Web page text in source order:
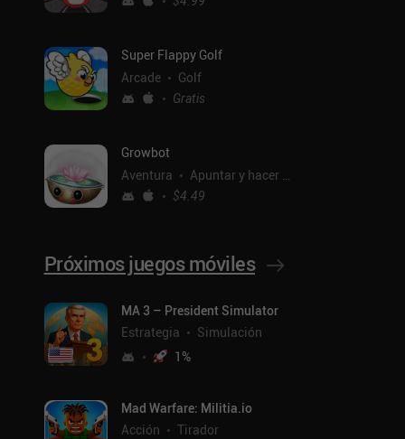
Super Flappy Golf
Arcade
Golf
Gratis
Growbot
Aventura
Apuntar y hacer clic
$4.49
Próximos juegos móviles
MA 3 – President Simulator
Estrategia
Simulación
1%
Mad Warfare: Militia.io
Acción
Tirador